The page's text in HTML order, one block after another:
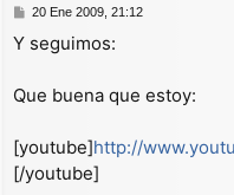
M
n
j
20 Ene 2009, 21:12
Y seguimos:
Que buena que estoy:
[youtube]http://
[/youtube]